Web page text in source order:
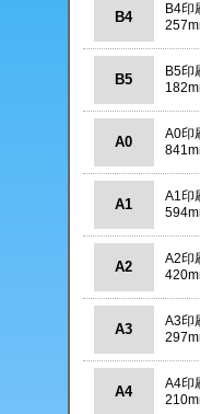
B4
B4印
B5
B5印
A0
A0印
A1
A1印
A2
A2印
A3
A3印
A4
A4印